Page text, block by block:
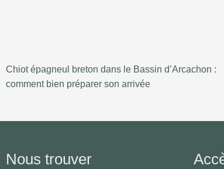
Chiot épagneul breton dans le Bassin d’Arcachon :
comment bien préparer son arrivée
Nous trouver